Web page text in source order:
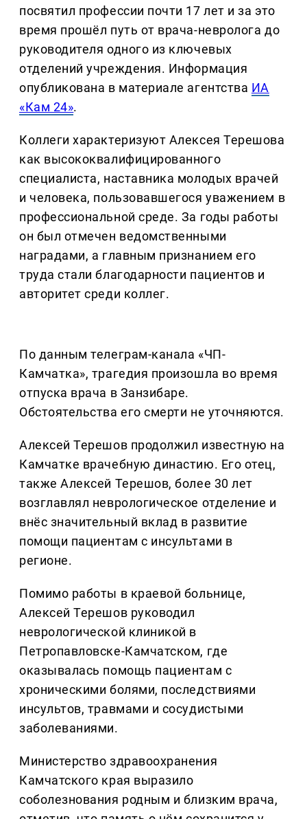
посвятил профессии почти 17 лет и за это
время прошёл путь от врача-невролога до
руководителя одного из ключевых
отделений учреждения. Информация
опубликована в материале агентства ИА
«Кам 24».
Коллеги характеризуют Алексея Терешова
как высококвалифицированного
специалиста, наставника молодых врачей
и человека, пользовавшегося уважением в
профессиональной среде. За годы работы
он был отмечен ведомственными
наградами, а главным признанием его
труда стали благодарности пациентов и
авторитет среди коллег.
По данным телеграм-канала «ЧП-
Камчатка», трагедия произошла во время
отпуска врача в Занзибаре.
Обстоятельства его смерти не уточняются.
Алексей Терешов продолжил известную на
Камчатке врачебную династию. Его отец,
также Алексей Терешов, более 30 лет
возглавлял неврологическое отделение и
внёс значительный вклад в развитие
помощи пациентам с инсультами в
регионе.
Помимо работы в краевой больнице,
Алексей Терешов руководил
неврологической клиникой в
Петропавловске-Камчатском, где
оказывалась помощь пациентам с
хроническими болями, последствиями
инсультов, травмами и сосудистыми
заболеваниями.
Министерство здравоохранения
Камчатского края выразило
соболезнования родным и близким врача,